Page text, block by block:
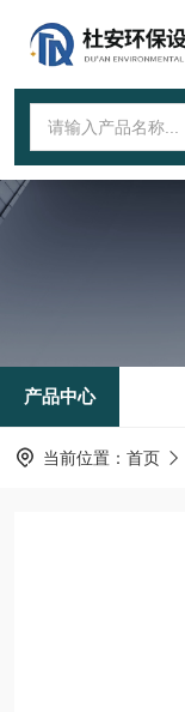
产品中心
当前位置： 首页